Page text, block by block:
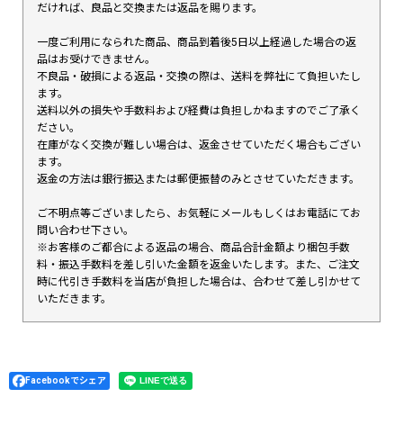
だければ、良品と交換または返品を賜ります。
一度ご利用になられた商品、商品到着後5日以上経過した場合の返
品はお受けできません。
不良品・破損による返品・交換の際は、送料を弊社にて負担いたし
ます。
送料以外の損失や手数料および経費は負担しかねますのでご了承く
ださい。
在庫がなく交換が難しい場合は、返金させていただく場合もござい
ます。
返金の方法は銀行振込または郵便振替のみとさせていただきます。
ご不明点等ございましたら、お気軽にメールもしくはお電話にてお
問い合わせ下さい。
※お客様のご都合による返品の場合、商品合計金額より梱包手数
料・振込手数料を差し引いた金額を返金いたします。また、ご注文
時に代引き手数料を当店が負担した場合は、合わせて差し引かせて
いただきます。
Facebookでシェア